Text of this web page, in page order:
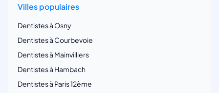
Villes populaires
Dentistes à Osny
Dentistes à Courbevoie
Dentistes à Mainvilliers
Dentistes à Hambach
Dentistes à Paris 12ème